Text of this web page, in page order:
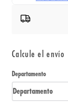
Calcule el envío
Departamento
Departamento